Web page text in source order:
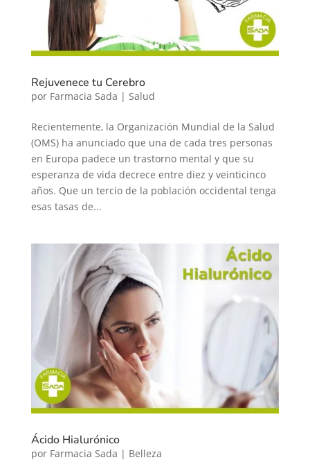
Rejuvenece tu Cerebro
por Farmacia Sada | Salud
Recientemente, la Organización Mundial de la Salud
(OMS) ha anunciado que una de cada tres personas
en Europa padece un trastorno mental y que su
esperanza de vida decrece entre diez y veinticinco
años. Que un tercio de la población occidental tenga
esas tasas de...
Ácido Hialurónico
por Farmacia Sada | Belleza